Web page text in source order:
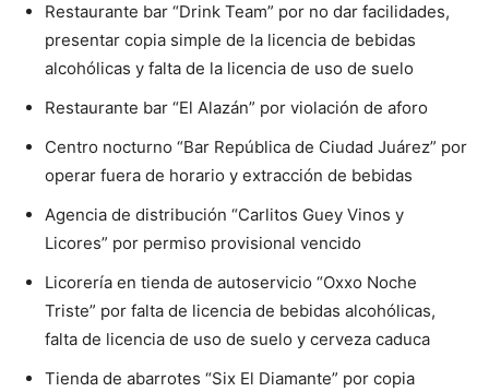
Restaurante bar “Drink Team” por no dar facilidades,
presentar copia simple de la licencia de bebidas
alcohólicas y falta de la licencia de uso de suelo
Restaurante bar “El Alazán” por violación de aforo
Centro nocturno “Bar República de Ciudad Juárez” por
operar fuera de horario y extracción de bebidas
Agencia de distribución “Carlitos Guey Vinos y
Licores” por permiso provisional vencido
Licorería en tienda de autoservicio “Oxxo Noche
Triste” por falta de licencia de bebidas alcohólicas,
falta de licencia de uso de suelo y cerveza caduca
Tienda de abarrotes “Six El Diamante” por copia